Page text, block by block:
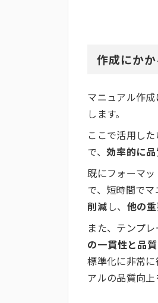
作成にか
マニュアル作
します。
ここで活用し
で、 効率的に
既にフォーマ
で、短時間でマ
削減し、 他の
また、テンプ
の一貫性と品
標準化に非常
アルの品質向上